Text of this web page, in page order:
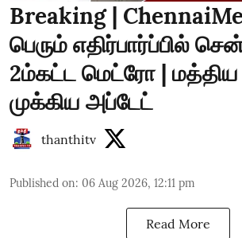
Breaking |
பெரும் எதிர்பார்ப்பில்
2ம்கட்ட மெட்ரோ | மத்திய
முக்கிய அப்டேட்
thanthitv
Published on: 06 Aug 2026, 12:11 pm
Read More